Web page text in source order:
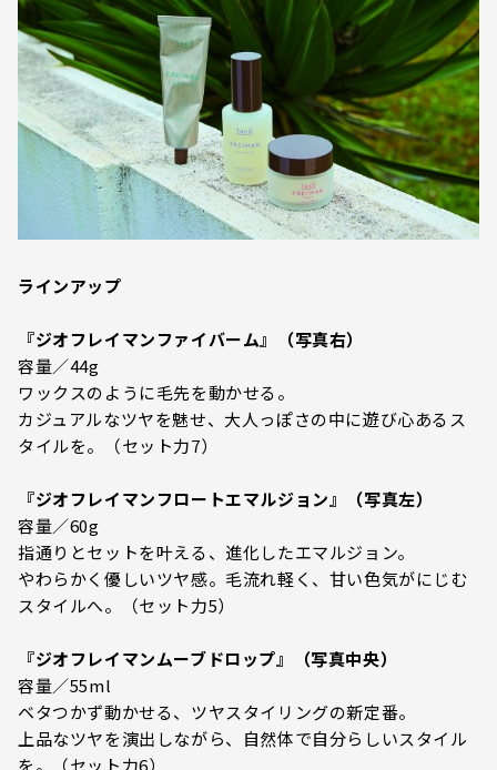
ラインアップ
『ジオフレイマンファイバーム』（写真右）
容量／44g
ワックスのように毛先を動かせる。
カジュアルなツヤを魅せ、大人っぽさの中に遊び心あるス
タイルを。（セット力7）
『ジオフレイマンフロートエマルジョン』（写真左）
容量／60g
指通りとセットを叶える、進化したエマルジョン。
やわらかく優しいツヤ感。毛流れ軽く、甘い色気がにじむ
スタイルへ。（セット力5）
『ジオフレイマンムーブドロップ』（写真中央）
容量／55ml
ベタつかず動かせる、ツヤスタイリングの新定番。
上品なツヤを演出しながら、自然体で自分らしいスタイル